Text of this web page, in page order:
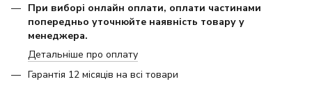
При виборі онлайн оплати, оплати частинами
попередньо уточнюйте наявність товару у
менеджера.
Детальніше про оплату
Гарантія 12 місяців на всі товари